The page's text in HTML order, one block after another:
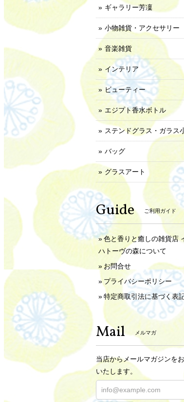
ギャラリー芳凜
小物雑貨・アクセサリー
音楽雑貨
インテリア
ビューティー
エジプト香水ボトル
ステンドグラス・ガラス
バッグ
グラスアート
Guide ご利用ガイド
色と香りと癒しの雑貨店
ハトーヴの森について
お問合せ
プライバシーポリシー
特定商取引法に基づく表
Mail メルマガ
当店からメールマガジンを
いたします。